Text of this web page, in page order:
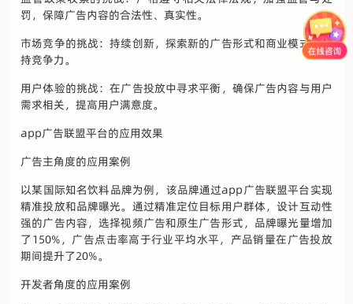
罚，保障广告内容的合法性、真实性。
市场竞争的挑战：持续创新，探索新的广告形式和商业模式，保
持竞争力。
用户体验的挑战：在广告投放中寻求平衡，确保广告内容与用户
需求相关，提高用户满意度。
app广告联盟平台的应用效果
广告主角度的应用案例
以某国际知名饮料品牌为例，该品牌通过app广告联盟平台实现
精准投放和品牌曝光。通过精准定位目标用户群体，设计互动性
强的广告内容，选择视频广告和原生广告形式，品牌曝光量增加
了150%，广告点击率高于行业平均水平，产品销量在广告投放
期间提升了20%。
开发者角度的应用案例